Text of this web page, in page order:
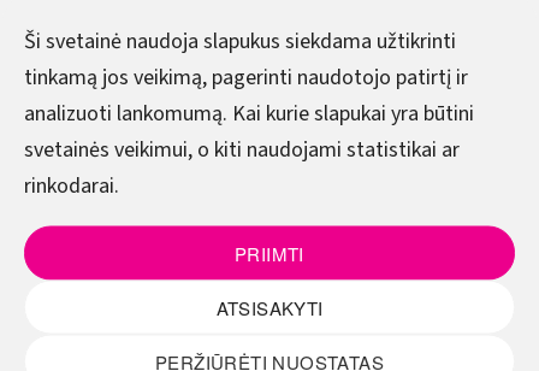
Ši svetainė naudoja slapukus siekdama užtikrinti
tinkamą jos veikimą, pagerinti naudotojo patirtį ir
analizuoti lankomumą. Kai kurie slapukai yra būtini
svetainės veikimui, o kiti naudojami statistikai ar
rinkodarai.
PRIIMTI
ATSISAKYTI
PERŽIŪRĖTI NUOSTATAS
DARBO LAIKAS
Pirmadienis–Ketvirtadienis
8.00–17.00
8.00–15.45